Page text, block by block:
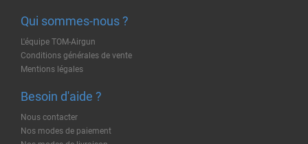
Qui sommes-nous ?
L'équipe TOM-Airgun
Conditions générales de vente
Mentions légales
Besoin d'aide ?
Nous contacter
Nos modes de paiement